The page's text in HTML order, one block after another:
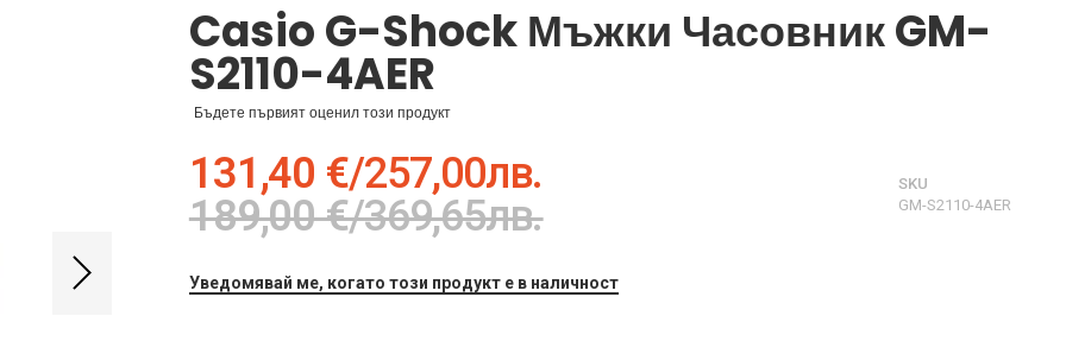
Casio G-Shock Мъжки Часовник GM-
S2110-4AER
Бъдете първият оценил този продукт
131,40 €/257,00лв.
189,00 €/369,65лв.
SKU
GM-S2110-4AER
Уведомявай ме, когато този продукт е в наличност